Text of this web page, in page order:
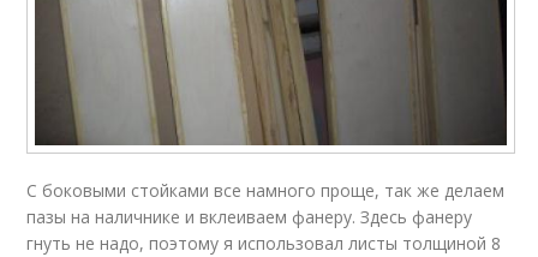
С боковыми стойками все намного проще, так же делаем
пазы на наличнике и вклеиваем фанеру. Здесь фанеру
гнуть не надо, поэтому я использовал листы толщиной 8